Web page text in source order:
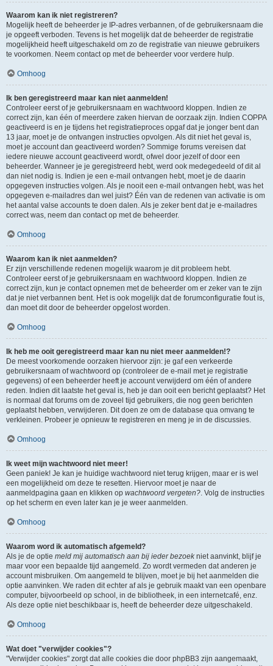
Waarom kan ik niet registreren?
Mogelijk heeft de beheerder je IP-adres verbannen, of de gebruikersnaam die
je opgeeft verboden. Tevens is het mogelijk dat de beheerder de registratie
mogelijkheid heeft uitgeschakeld om zo de registratie van nieuwe gebruikers
te voorkomen. Neem contact op met de beheerder voor verdere hulp.
Omhoog
Ik ben geregistreerd maar kan niet aanmelden!
Controleer eerst of je gebruikersnaam en wachtwoord kloppen. Indien ze
correct zijn, kan één of meerdere zaken hiervan de oorzaak zijn. Indien COPPA
geactiveerd is en je tijdens het registratieproces opgaf dat je jonger bent dan
13 jaar, moet je de ontvangen instructies opvolgen. Als dit niet het geval is,
moet je account dan geactiveerd worden? Sommige forums vereisen dat
iedere nieuwe account geactiveerd wordt, ofwel door jezelf of door een
beheerder. Wanneer je je geregistreerd hebt, werd ook medegedeeld of dit al
dan niet nodig is. Indien je een e-mail ontvangen hebt, moet je de daarin
opgegeven instructies volgen. Als je nooit een e-mail ontvangen hebt, was het
opgegeven e-mailadres dan wel juist? Één van de redenen van activatie is om
het aantal valse accounts te doen dalen. Als je zeker bent dat je e-mailadres
correct was, neem dan contact op met de beheerder.
Omhoog
Waarom kan ik niet aanmelden?
Er zijn verschillende redenen mogelijk waarom je dit probleem hebt.
Controleer eerst of je gebruikersnaam en wachtwoord kloppen. Indien ze
correct zijn, kun je contact opnemen met de beheerder om er zeker van te zijn
dat je niet verbannen bent. Het is ook mogelijk dat de forumconfiguratie fout is,
dan moet dit door de beheerder opgelost worden.
Omhoog
Ik heb me ooit geregistreerd maar kan nu niet meer aanmelden!?
De meest voorkomende oorzaken hiervoor zijn: je gaf een verkeerde
gebruikersnaam of wachtwoord op (controleer de e-mail met je registratie
gegevens) of een beheerder heeft je account verwijderd om één of andere
reden. Indien dit laatste het geval is, heb je dan ooit een bericht geplaatst? Het
is normaal dat forums om de zoveel tijd gebruikers, die nog geen berichten
geplaatst hebben, verwijderen. Dit doen ze om de database qua omvang te
verkleinen. Probeer je opnieuw te registreren en meng je in de discussies.
Omhoog
Ik weet mijn wachtwoord niet meer!
Geen paniek! Je kan je huidige wachtwoord niet terug krijgen, maar er is wel
een mogelijkheid om deze te resetten. Hiervoor moet je naar de
aanmeldpagina gaan en klikken op wachtwoord vergeten?. Volg de instructies
op het scherm en even later kan je je weer aanmelden.
Omhoog
Waarom word ik automatisch afgemeld?
Als je de optie meld mij automatisch aan bij ieder bezoekniet aanvinkt, blijf je
maar voor een bepaalde tijd aangemeld. Zo wordt vermeden dat anderen je
account misbruiken. Om aangemeld te blijven, moet je bij het aanmelden die
optie aanvinken. We raden dit echter af als je gebruik maakt van een openbare
computer, bijvoorbeeld op school, in de bibliotheek, in een internetcafé, enz.
Als deze optie niet beschikbaar is, heeft de beheerder deze uitgeschakeld.
Omhoog
Wat doet "verwijder cookies"?
"Verwijder cookies" zorgt dat alle cookies die door phpBB3 zijn aangemaakt,